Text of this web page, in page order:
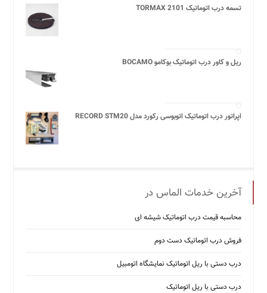
تسمه درب اتوماتیک TORMAX 2101
ریل و کاور درب اتوماتیک بوکامو BOCAMO
اپراتور درب اتوماتیک اتوبوسی رکورد مدل RECORD STM20
آخرین خدمات الماس در
محاسبه قیمت درب اتوماتیک شیشه ‌ای
فروش درب اتوماتیک دست دوم
درب دستی با ریل اتوماتیک نمایشگاه اتومبیل
درب دستی با ریل اتوماتیک